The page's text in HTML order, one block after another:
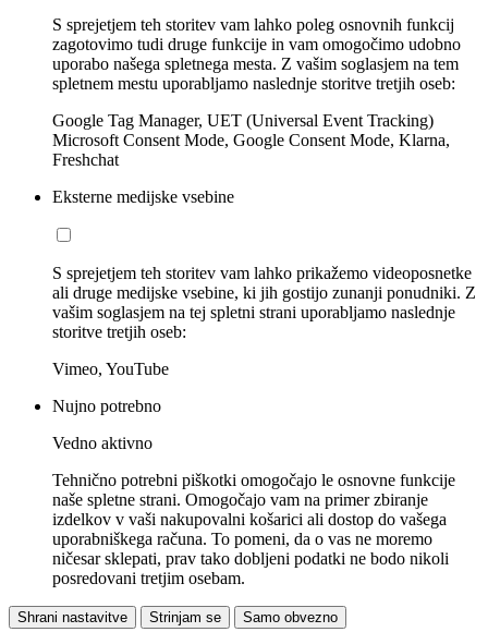
S sprejetjem teh storitev vam lahko poleg osnovnih funkcij
zagotovimo tudi druge funkcije in vam omogočimo udobno
uporabo našega spletnega mesta. Z vašim soglasjem na tem
spletnem mestu uporabljamo naslednje storitve tretjih oseb:
Google Tag Manager, UET (Universal Event Tracking)
Microsoft Consent Mode, Google Consent Mode, Klarna,
Freshchat
Eksterne medijske vsebine
S sprejetjem teh storitev vam lahko prikažemo videoposnetke
ali druge medijske vsebine, ki jih gostijo zunanji ponudniki. Z
vašim soglasjem na tej spletni strani uporabljamo naslednje
storitve tretjih oseb:
Vimeo, YouTube
Nujno potrebno
Vedno aktivno
Tehnično potrebni piškotki omogočajo le osnovne funkcije
naše spletne strani. Omogočajo vam na primer zbiranje
izdelkov v vaši nakupovalni košarici ali dostop do vašega
uporabniškega računa. To pomeni, da o vas ne moremo
ničesar sklepati, prav tako dobljeni podatki ne bodo nikoli
posredovani tretjim osebam.
Shrani nastavitve Strinjam se Samo obvezno